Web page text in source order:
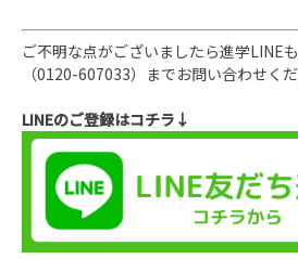
ご不明な点がございましたら進学LINE
（0120-607033）までお問い合わせくだ
LINEのご登録はコチラ↓